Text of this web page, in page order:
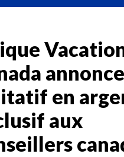
en
aux